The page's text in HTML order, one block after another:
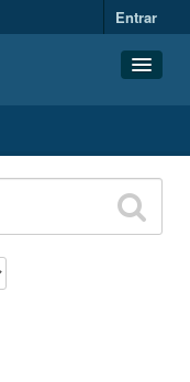
Entrar